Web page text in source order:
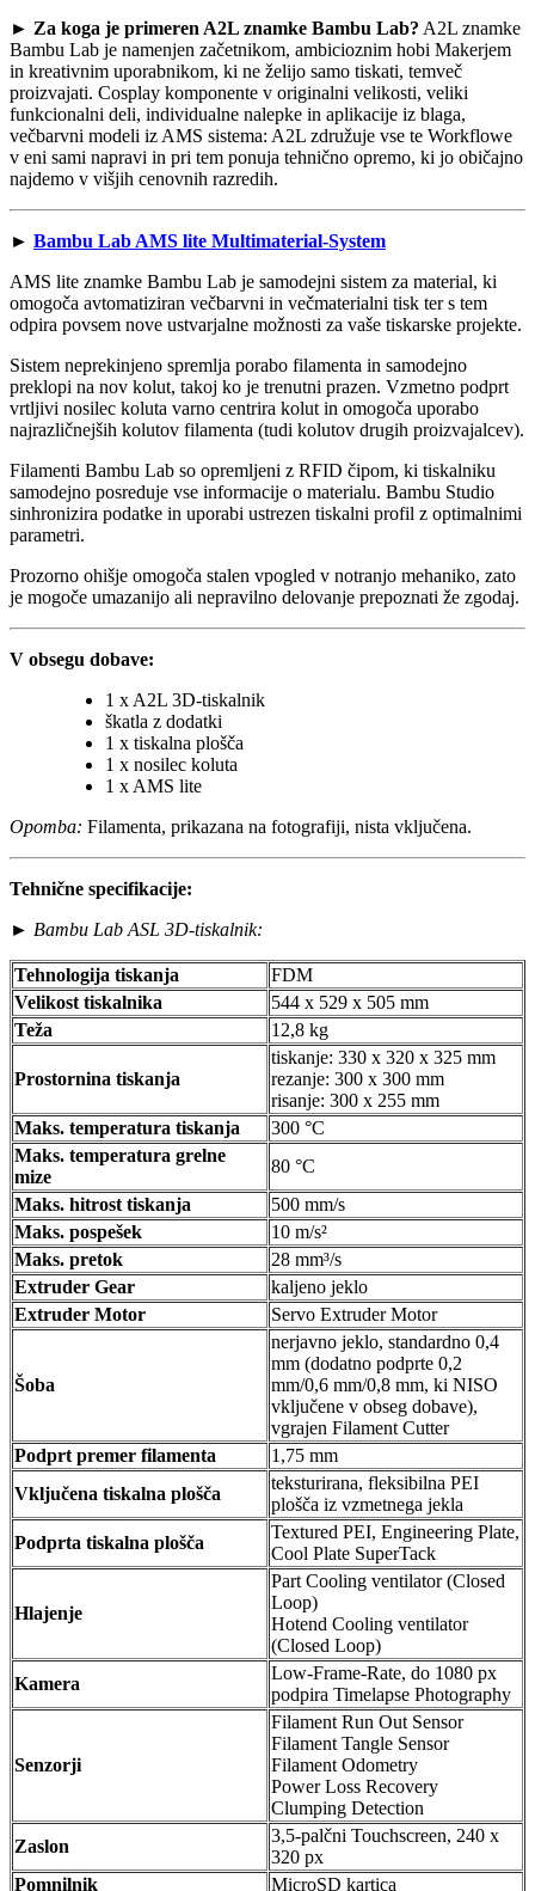
► Za koga je primeren A2L znamke Bambu Lab? A2L znamke
Bambu Lab je namenjen začetnikom, ambicioznim hobi Makerjem
in kreativnim uporabnikom, ki ne želijo samo tiskati, temveč
proizvajati. Cosplay komponente v originalni velikosti, veliki
funkcionalni deli, individualne nalepke in aplikacije iz blaga,
večbarvni modeli iz AMS sistema: A2L združuje vse te Workflowe
v eni sami napravi in pri tem ponuja tehnično opremo, ki jo običajno
najdemo v višjih cenovnih razredih.
► Bambu Lab AMS lite Multimaterial-System
AMS lite znamke Bambu Lab je samodejni sistem za material, ki
omogoča avtomatiziran večbarvni in večmaterialni tisk ter s tem
odpira povsem nove ustvarjalne možnosti za vaše tiskarske projekte.
Sistem neprekinjeno spremlja porabo filamenta in samodejno
preklopi na nov kolut, takoj ko je trenutni prazen. Vzmetno podprt
vrtljivi nosilec koluta varno centrira kolut in omogoča uporabo
najrazličnejših kolutov filamenta (tudi kolutov drugih proizvajalcev).
Filamenti Bambu Lab so opremljeni z RFID čipom, ki tiskalniku
samodejno posreduje vse informacije o materialu. Bambu Studio
sinhronizira podatke in uporabi ustrezen tiskalni profil z optimalnimi
parametri.
Prozorno ohišje omogoča stalen vpogled v notranjo mehaniko, zato
je mogoče umazanijo ali nepravilno delovanje prepoznati že zgodaj.
V obsegu dobave:
1 x A2L 3D-tiskalnik
škatla z dodatki
1 x tiskalna plošča
1 x nosilec koluta
1 x AMS lite
Opomba: Filamenta, prikazana na fotografiji, nista vključena.
Tehnične specifikacije:
► Bambu Lab ASL 3D-tiskalnik:
Tehnologija tiskanja
FDM
Velikost tiskalnika
544 x 529 x 505 mm
Teža
12,8 kg
Prostornina tiskanja
tiskanje: 330 x 320 x 325 mm
rezanje: 300 x 300 mm
risanje: 300 x 255 mm
Maks. temperatura tiskanja
300 °C
Maks. temperatura grelne
mize
80 °C
Maks. hitrost tiskanja
500 mm/s
Maks. pospešek
10 m/s²
Maks. pretok
28 mm³/s
Extruder Gear
kaljeno jeklo
Extruder Motor
Servo Extruder Motor
Šoba
nerjavno jeklo, standardno 0,4
mm (dodatno podprte 0,2
mm/0,6 mm/0,8 mm, ki NISO
vključene v obseg dobave),
vgrajen Filament Cutter
Podprt premer filamenta
1,75 mm
Vključena tiskalna plošča
teksturirana, fleksibilna PEI
plošča iz vzmetnega jekla
Podprta tiskalna plošča
Textured PEI, Engineering Plate,
Cool Plate SuperTack
Hlajenje
Part Cooling ventilator (Closed
Loop)
Hotend Cooling ventilator
(Closed Loop)
Kamera
Low-Frame-Rate, do 1080 px
podpira Timelapse Photography
Senzorji
Filament Run Out Sensor
Filament Tangle Sensor
Filament Odometry
Power Loss Recovery
Clumping Detection
Zaslon
3,5-palčni Touchscreen, 240 x
320 px
Pomnilnik
MicroSD kartica